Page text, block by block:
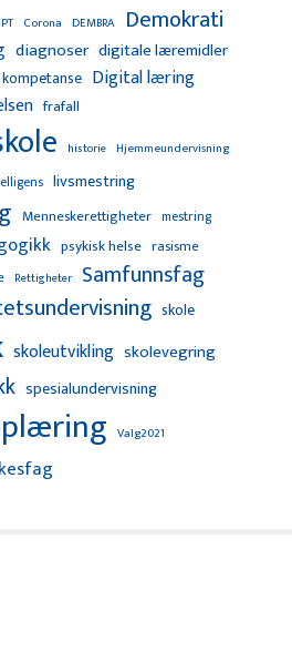
Corona DEMBRA Demokrati
diagnoser digitale læremidler
Digital læring
frafall
historie Hjemmeundervisning
livsmestring
Menneskerettigheter mestring
psykisk helse rasisme
Rettigheter Samfunnsfag
skole
skoleutvikling skolevegring
spesialundervisning
Valg2021